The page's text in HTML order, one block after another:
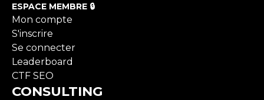
ESPACE MEMBRE 🔒
Mon compte
S'inscrire
Se connecter
Leaderboard
CTF SEO
CONSULTING